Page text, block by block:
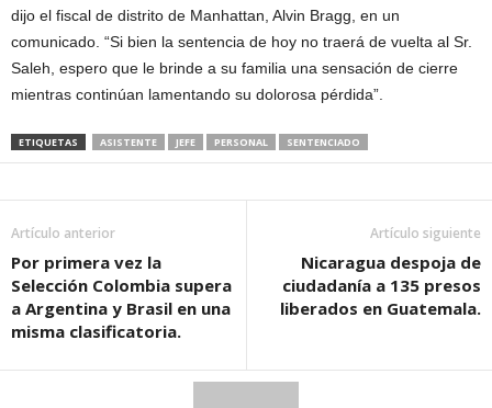
dijo el fiscal de distrito de Manhattan, Alvin Bragg, en un
comunicado. “Si bien la sentencia de hoy no traerá de vuelta al Sr.
Saleh, espero que le brinde a su familia una sensación de cierre
mientras continúan lamentando su dolorosa pérdida”.
ETIQUETAS ASISTENTE JEFE PERSONAL SENTENCIADO
Artículo anterior
Por primera vez la
Selección Colombia supera
a Argentina y Brasil en una
misma clasificatoria.
Artículo siguiente
Nicaragua despoja de
ciudadanía a 135 presos
liberados en Guatemala.